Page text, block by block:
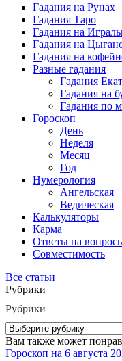
Гадания на Рунах
Гадания Таро
Гадания на
Гадания на
Гадания на
Разные гадания
Гадания
Гадания на
Гадания по
Гороскоп
День
Неделя
Месяц
Год
Нумерология
Ангельская
Ведическая
Калькуляторы
Карма
Ответы на
Совместимость
Все статьи
Рубрики
Рубрики
Вам также может
Гороскоп на 6 августа